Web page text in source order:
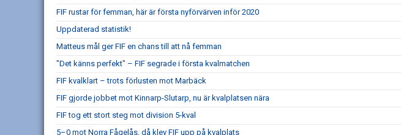
FIF rustar för femman, här är första nyförvärven inför 2020
Uppdaterad statistik!
Matteus mål ger FIF en chans till att nå femman
"Det känns perfekt" – FIF segrade i första kvalmatchen
FIF kvalklart – trots förlusten mot Marbäck
FIF gjorde jobbet mot Kinnarp-Slutarp, nu är kvalplatsen nära
FIF tog ett stort steg mot division 5-kval
5–0 mot Norra Fågelås, då klev FIF upp på kvalplats